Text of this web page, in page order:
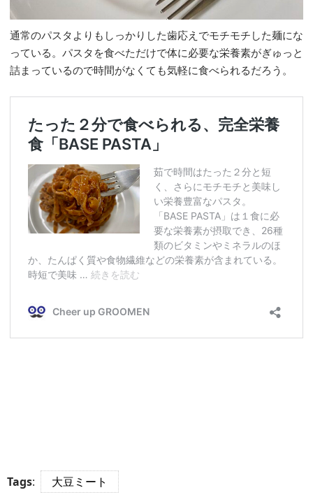
通常のパスタよりもしっかりした歯応えでモチモチした麺にな
っている。パスタを食べただけで体に必要な栄養素がぎゅっと
詰まっているので時間がなくても気軽に食べられるだろう。
Tags: 大豆ミート